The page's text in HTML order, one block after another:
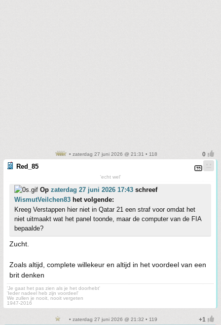
• zaterdag 27 juni 2026 @ 21:31 • 118
Red_85
'echt wel'
Op zaterdag 27 juni 2026 17:43 schreef
WismutVeilchen83 het volgende:
Kreeg Verstappen hier niet in Qatar 21 een straf voor omdat het
niet uitmaakt wat het panel toonde, maar de computer van de FIA
bepaalde?
Zucht.
Zoals altijd, complete willekeur en altijd in het voordeel van een
brit denken
'Je gaat het pas zien als je het doorhebt'
'Ieder nadeel heb zijn voordeel'
We zullen je nooit, nooit vergeten
1947-2016
• zaterdag 27 juni 2026 @ 21:32 • 119